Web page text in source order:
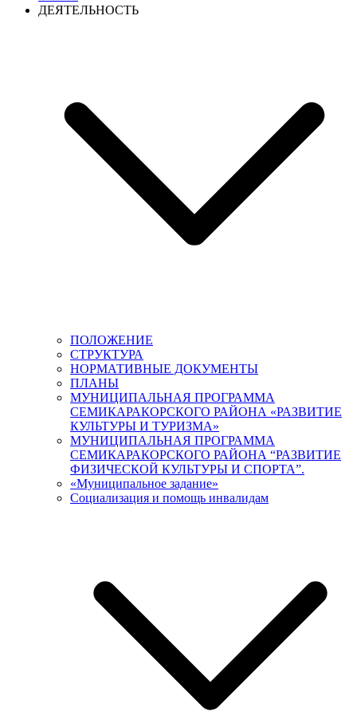
ДЕЯТЕЛЬНОСТЬ
ПОЛОЖЕНИЕ
СТРУКТУРА
НОРМАТИВНЫЕ ДОКУМЕНТЫ
ПЛАНЫ
МУНИЦИПАЛЬНАЯ ПРОГРАММА
СЕМИКАРАКОРСКОГО РАЙОНА «РАЗВИТИЕ
КУЛЬТУРЫ И ТУРИЗМА»
МУНИЦИПАЛЬНАЯ ПРОГРАММА
СЕМИКАРАКОРСКОГО РАЙОНА “РАЗВИТИЕ
ФИЗИЧЕСКОЙ КУЛЬТУРЫ И СПОРТА”.
«Муниципальное задание»
Социализация и помощь инвалидам